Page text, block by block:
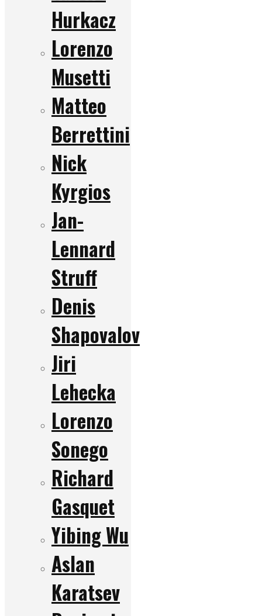
Hurkacz
Lorenzo
Musetti
Matteo
Berrettini
Nick
Kyrgios
Jan-
Lennard
Struff
Denis
Shapovalov
Jiri
Lehecka
Lorenzo
Sonego
Richard
Gasquet
Yibing Wu
Aslan
Karatsev